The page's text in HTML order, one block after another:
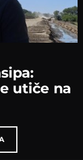
utiče na